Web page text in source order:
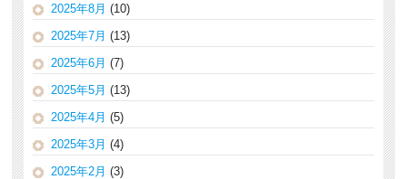
2025年8月 (10)
2025年7月 (13)
2025年6月 (7)
2025年5月 (13)
2025年4月 (5)
2025年3月 (4)
2025年2月 (3)